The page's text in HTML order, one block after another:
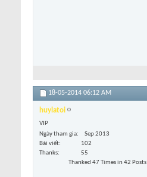
18-05-2014 06:12 AM
huylatoi
VIP
Ngày tham gia
Sep 2013
Bài viết
102
Thanks
55
Thanked 47 Times in 42 Posts